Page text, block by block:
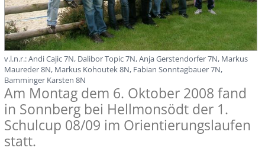
v.l.n.r.: Andi Cajic 7N, Dalibor Topic 7N, Anja Gerstendorfer 7N, Markus
Maureder 8N, Markus Kohoutek 8N, Fabian Sonntagbauer 7N,
Bamminger Karsten 8N
Am Montag dem 6. Oktober 2008 fand
in Sonnberg bei Hellmonsödt der 1.
Schulcup 08/09 im Orientierungslaufen
statt.